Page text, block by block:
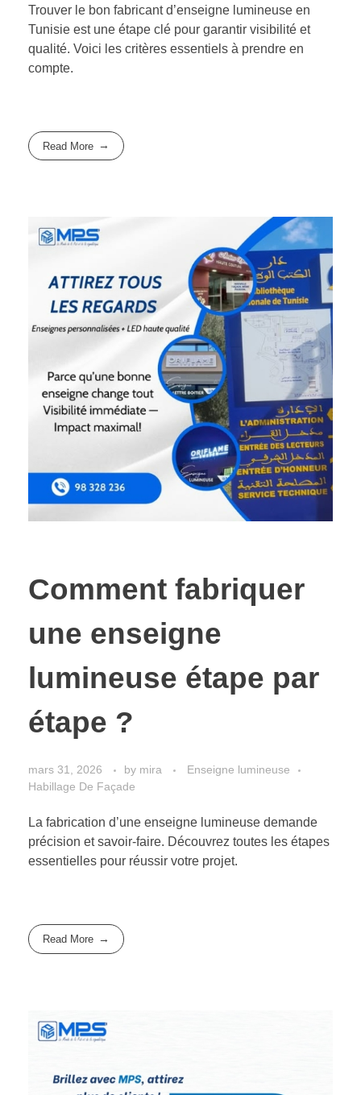
Trouver le bon fabricant d’enseigne lumineuse en
Tunisie est une étape clé pour garantir visibilité et
qualité. Voici les critères essentiels à prendre en
compte.
Read More
Comment fabriquer
une enseigne
lumineuse étape par
étape ?
mars 31, 2026 by mira
Enseigne lumineuse
Habillage De Façade
La fabrication d’une enseigne lumineuse demande
précision et savoir-faire. Découvrez toutes les étapes
essentielles pour réussir votre projet.
Read More